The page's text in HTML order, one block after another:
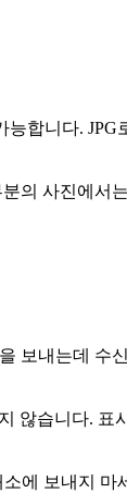
합니다.
분의 사진에
보내는데 수
않습니다.
에 보내지 마